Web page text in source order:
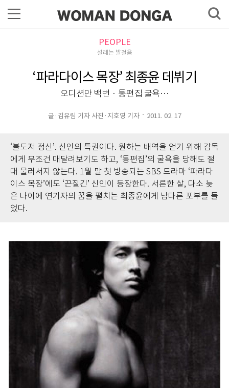
PEOPLE
설레는 발걸음
‘파라다이스 목장’ 최종윤 데뷔기
오디션만 백번 · 통편집 굴욕…
글·김유림 기자 사진·지호영 기자 2011. 02. 17
‘불도저 정신’. 신인의 특권이다. 원하는 배역을 얻기 위해 감독
에게 무조건 매달려보기도 하고, ‘통편집’의 굴욕을 당해도 절
대 물러서지 않는다. 1월 말 첫 방송되는 SBS 드라마 ‘파라다
이스 목장’에도 ‘끈질긴’ 신인이 등장한다. 서른한 살, 다소 늦
은 나이에 연기자의 꿈을 펼치는 최종윤에게 남다른 포부를 들
었다.